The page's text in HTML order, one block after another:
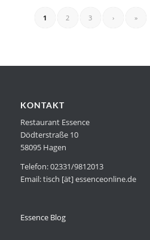
1 2 3 › »
KONTAKT
Restaurant Essence
Dödterstraße 10
58095 Hagen
Telefon: 02331/9812013
Email: tisch [ät] essenceonline.de
Essence Blog